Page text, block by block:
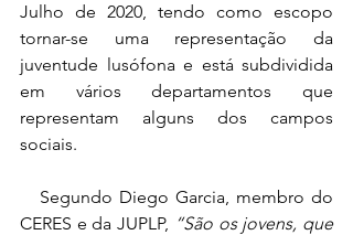
Julho de 2020, tendo como escopo
tornar-se uma representação da
juventude lusófona e está subdividida
em vários departamentos que
representam alguns dos campos
sociais.
Segundo Diego Garcia, membro do
CERES e da JUPLP, “São os jovens, que